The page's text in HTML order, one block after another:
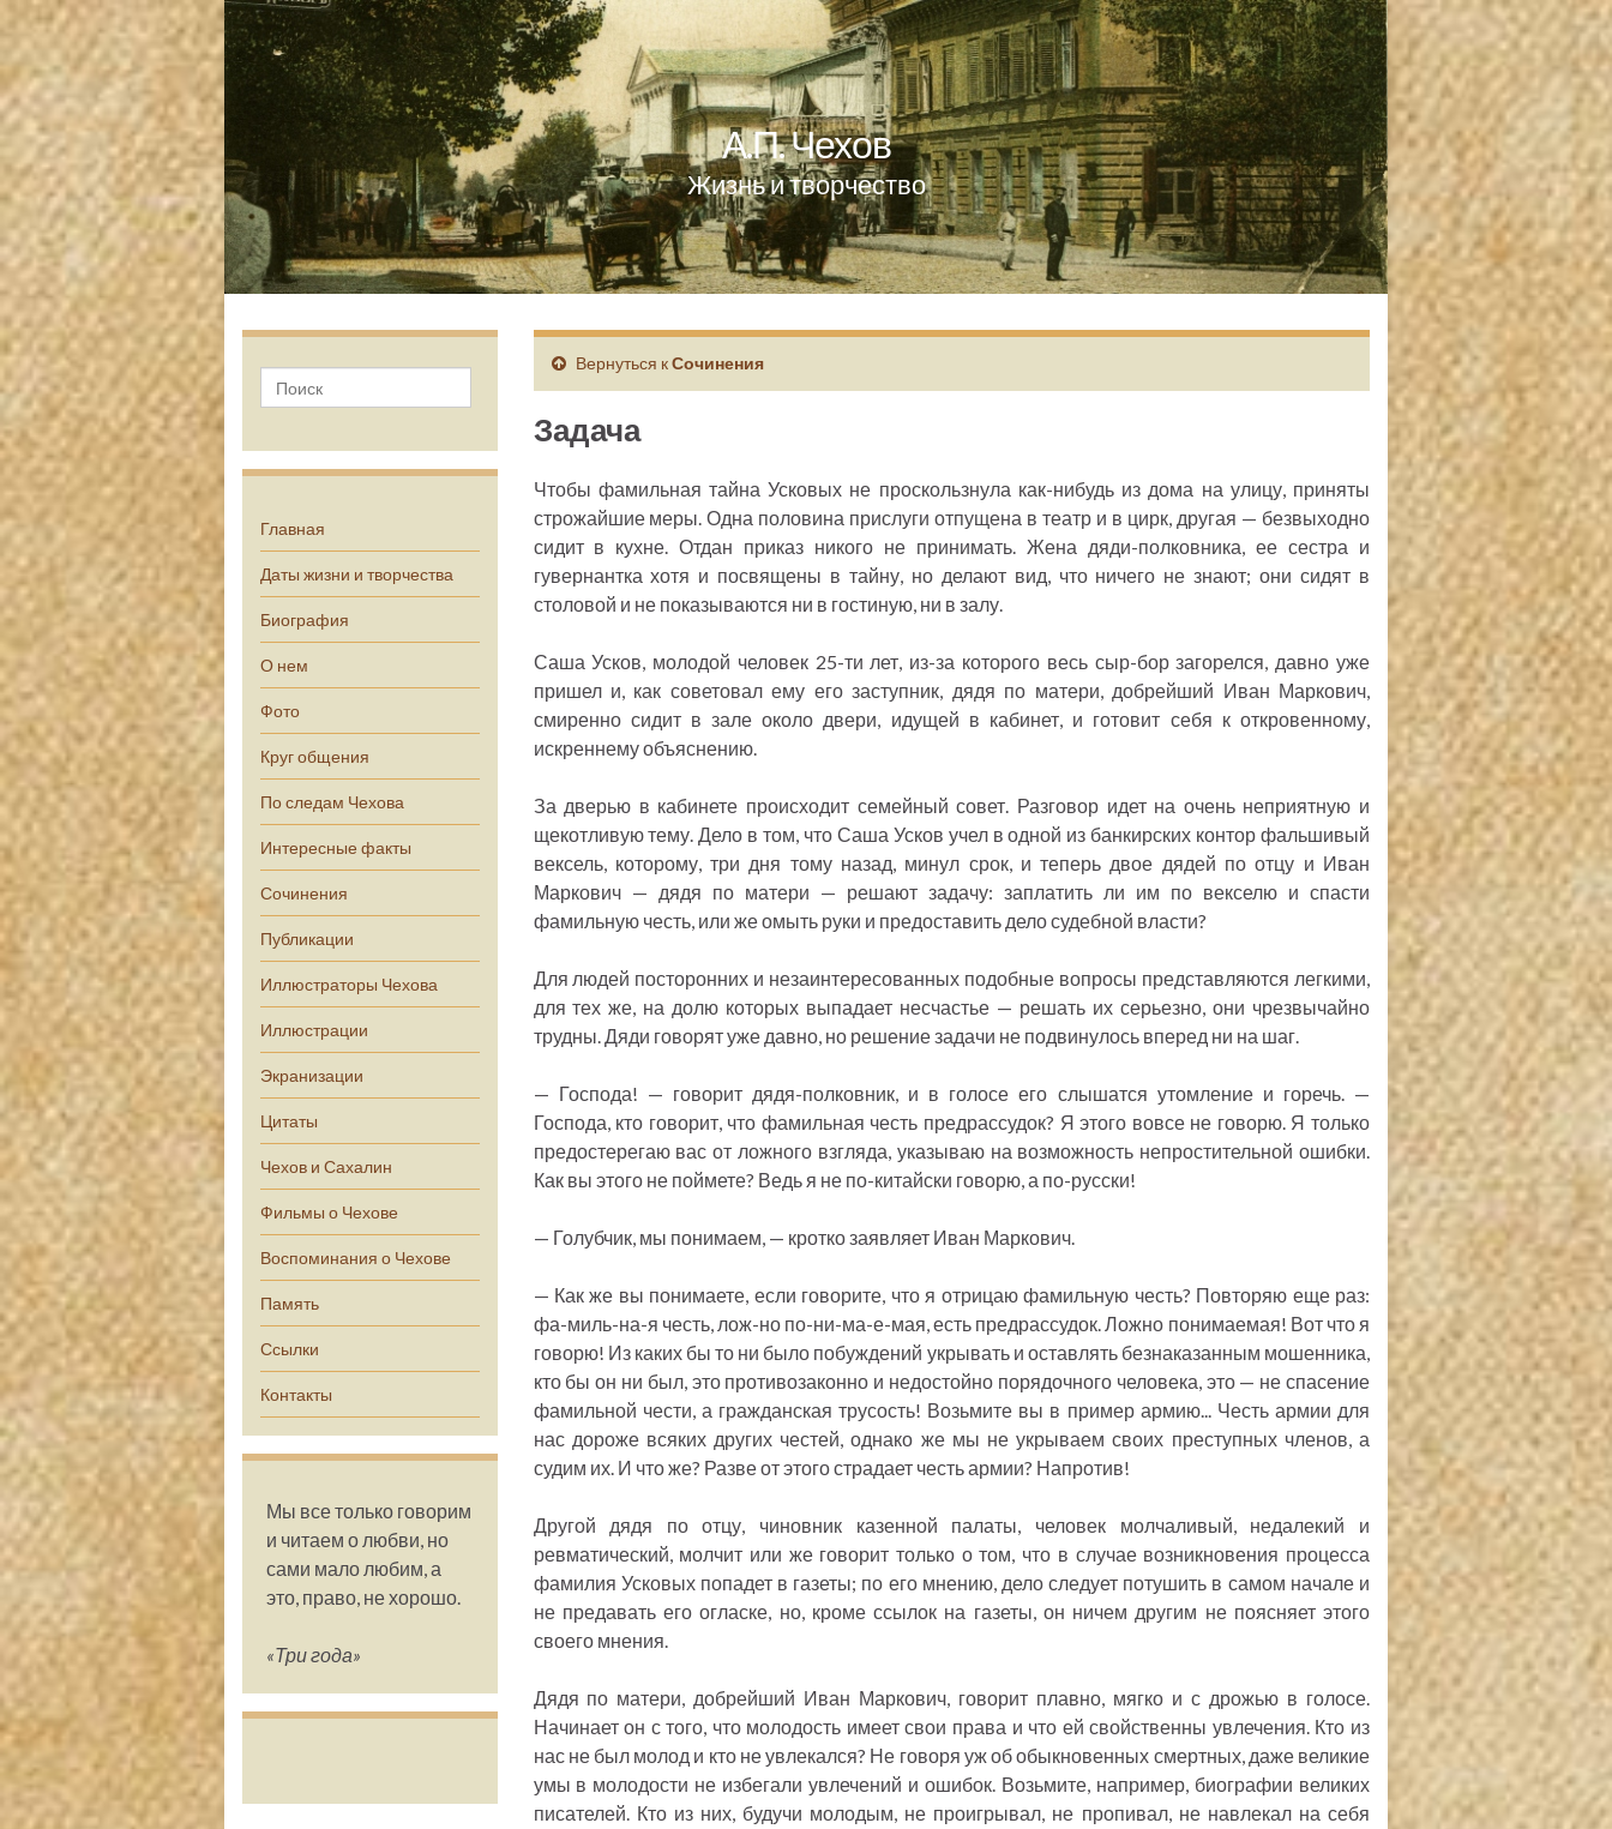
А.П. Чехов
Жизнь и творчество
Главная
Даты жизни и творчества
Биография
О нем
Фото
Круг общения
По следам Чехова
Интересные факты
Сочинения
Публикации
Иллюстраторы Чехова
Иллюстрации
Экранизации
Цитаты
Чехов и Сахалин
Фильмы о Чехове
Воспоминания о Чехове
Память
Ссылки
Контакты
Мы все только говорим
и читаем о любви, но
сами мало любим, а
это, право, не хорошо.
«Три года»
Вернуться кСочинения
Задача
Чтобы фамильная тайна Усковых не проскользнула как-нибудь из дома на улицу, приняты
строжайшие меры. Одна половина прислуги отпущена в театр и в цирк, другая — безвыходно
сидит в кухне. Отдан приказ никого не принимать. Жена дяди-полковника, ее сестра и
гувернантка хотя и посвящены в тайну, но делают вид, что ничего не знают; они сидят в
столовой и не показываются ни в гостиную, ни в залу.
Саша Усков, молодой человек 25-ти лет, из-за которого весь сыр-бор загорелся, давно уже
пришел и, как советовал ему его заступник, дядя по матери, добрейший Иван Маркович,
смиренно сидит в зале около двери, идущей в кабинет, и готовит себя к откровенному,
искреннему объяснению.
За дверью в кабинете происходит семейный совет. Разговор идет на очень неприятную и
щекотливую тему. Дело в том, что Саша Усков учел в одной из банкирских контор фальшивый
вексель, которому, три дня тому назад, минул срок, и теперь двое дядей по отцу и Иван
Маркович — дядя по матери — решают задачу: заплатить ли им по векселю и спасти
фамильную честь, или же омыть руки и предоставить дело судебной власти?
Для людей посторонних и незаинтересованных подобные вопросы представляются легкими,
для тех же, на долю которых выпадает несчастье — решать их серьезно, они чрезвычайно
трудны. Дяди говорят уже давно, но решение задачи не подвинулось вперед ни на шаг.
— Господа! — говорит дядя-полковник, и в голосе его слышатся утомление и горечь. —
Господа, кто говорит, что фамильная честь предрассудок? Я этого вовсе не говорю. Я только
предостерегаю вас от ложного взгляда, указываю на возможность непростительной ошибки.
Как вы этого не поймете? Ведь я не по-китайски говорю, а по-русски!
— Голубчик, мы понимаем, — кротко заявляет Иван Маркович.
— Как же вы понимаете, если говорите, что я отрицаю фамильную честь? Повторяю еще раз:
фа-миль-на-я честь, лож-но по-ни-ма-е-мая, есть предрассудок. Ложно понимаемая! Вот что я
говорю! Из каких бы то ни было побуждений укрывать и оставлять безнаказанным мошенника,
кто бы он ни был, это противозаконно и недостойно порядочного человека, это — не спасение
фамильной чести, а гражданская трусость! Возьмите вы в пример армию... Честь армии для
нас дороже всяких других честей, однако же мы не укрываем своих преступных членов, а
судим их. И что же? Разве от этого страдает честь армии? Напротив!
Другой дядя по отцу, чиновник казенной палаты, человек молчаливый, недалекий и
ревматический, молчит или же говорит только о том, что в случае возникновения процесса
фамилия Усковых попадет в газеты; по его мнению, дело следует потушить в самом начале и
не предавать его огласке, но, кроме ссылок на газеты, он ничем другим не поясняет этого
своего мнения.
Дядя по матери, добрейший Иван Маркович, говорит плавно, мягко и с дрожью в голосе.
Начинает он с того, что молодость имеет свои права и что ей свойственны увлечения. Кто из
нас не был молод и кто не увлекался? Не говоря уж об обыкновенных смертных, даже великие
умы в молодости не избегали увлечений и ошибок. Возьмите, например, биографии великих
писателей. Кто из них, будучи молодым, не проигрывал, не пропивал, не навлекал на себя